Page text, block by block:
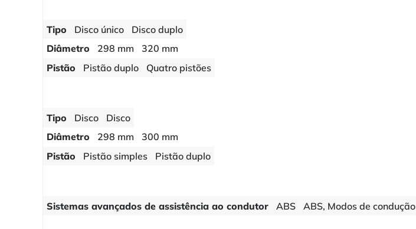
Tipo
Disco único
Disco duplo
Diâmetro
298 mm
320 mm
Pistão
Pistão duplo Quatro pistões
Tipo
Disco
Disco
Diâmetro
298 mm
300 mm
Pistão
Pistão simples Pistão duplo
Sistemas avançados de assistência ao condutor
ABS ABS, Modos de condução